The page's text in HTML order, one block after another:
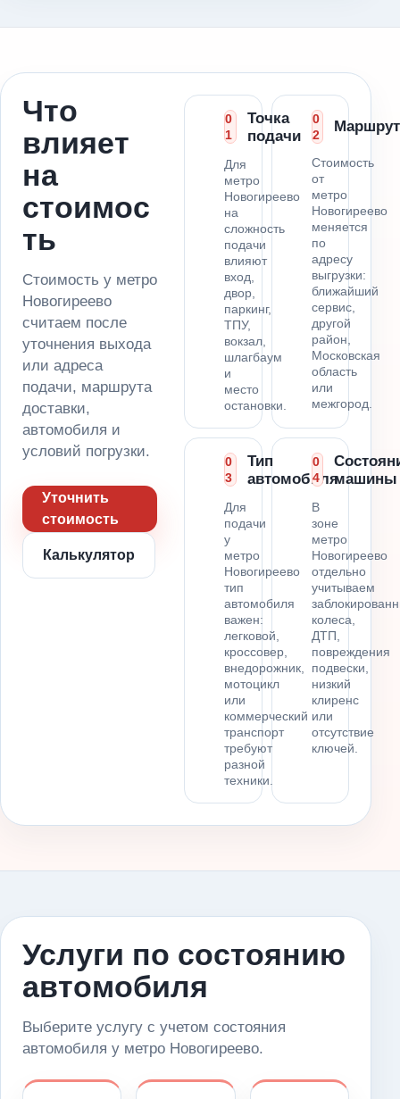
Что
влияет
на
стоимос
ть
Стоимость у метро
Новогиреево
считаем после
уточнения выхода
или адреса
подачи, маршрута
доставки,
автомобиля и
условий погрузки.
Уточнить
стоимость
Калькулятор
0
1
Точка
подачи
Для
метро
Новогиреево
на
сложность
подачи
влияют
вход,
двор,
паркинг,
ТПУ,
вокзал,
шлагбаум
и
место
остановки.
0
2
Маршрут
Стоимость
от
метро
Новогиреево
меняется
по
адресу
выгрузки:
ближайший
сервис,
другой
район,
Московская
область
или
межгород.
0
3
Тип
автомобиля
Для
подачи
у
метро
Новогиреево
тип
автомобиля
важен:
легковой,
кроссовер,
внедорожник,
мотоцикл
или
коммерческий
транспорт
требуют
разной
техники.
0
4
машины
В
зоне
метро
Новогиреево
отдельно
учитываем
колеса,
ДТП,
повреждения
подвески,
низкий
клиренс
или
отсутствие
ключей.
Услуги по состоянию
автомобиля
Выберите услугу с учетом состояния
автомобиля у метро Новогиреево.